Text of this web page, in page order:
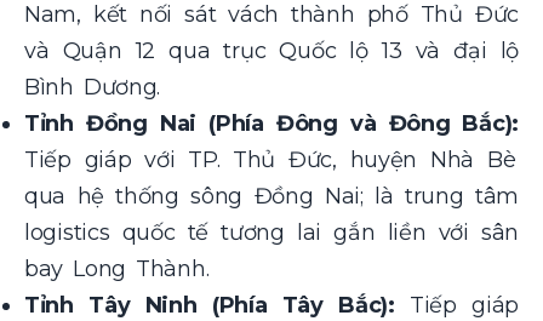
Nam, kết nối sát vách thành phố Thủ Đức
và Quận 12 qua trục Quốc lộ 13 và đại lộ
Bình Dương.
Tỉnh Đồng Nai (Phía Đông và Đông Bắc):
Tiếp giáp với TP. Thủ Đức, huyện Nhà Bè
qua hệ thống sông Đồng Nai; là trung tâm
logistics quốc tế tương lai gắn liền với sân
bay Long Thành.
Tỉnh Tây Ninh (Phía Tây Bắc): Tiếp giáp